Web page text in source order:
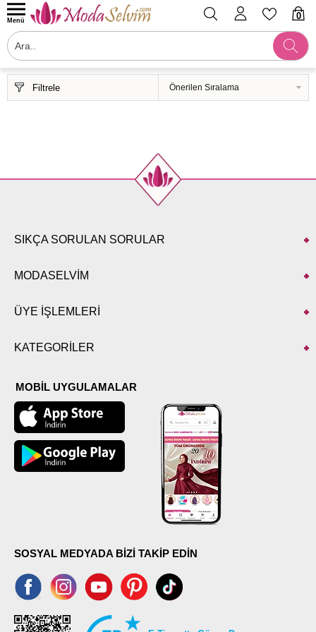
0
Menü
Filtrele
SIKÇA SORULAN SORULAR
MODASELVİM
ÜYE İŞLEMLERİ
KATEGORİLER
MOBİL UYGULAMALAR
SOSYAL MEDYADA BİZİ TAKİP EDİN